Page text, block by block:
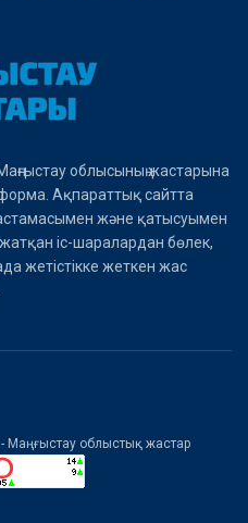
облысының жастарына
Ақпараттық сайтта
және қатысуымен
іс-шаралардан бөлек,
жетістікке жеткен жас
- Маңғыстау облыстық жастар